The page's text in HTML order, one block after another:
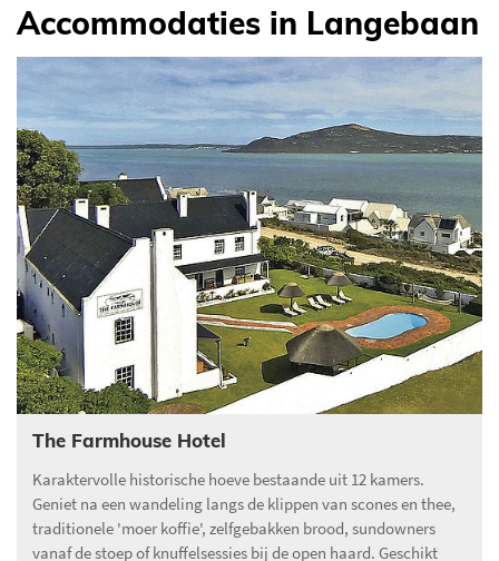
Accommodaties in Langebaan
The Farmhouse Hotel
Karaktervolle historische hoeve bestaande uit 12 kamers.
Geniet na een wandeling langs de klippen van scones en thee,
traditionele 'moer koffie', zelfgebakken brood, sundowners
vanaf de stoep of knuffelsessies bij de open haard. Geschikt